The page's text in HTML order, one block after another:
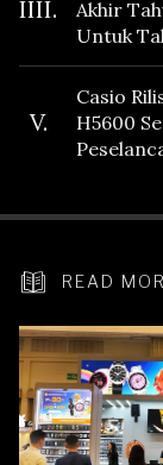
IIII.
Akhir
Untuk
V.
Casio
H5600
READ